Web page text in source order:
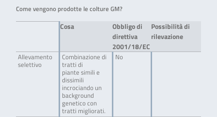
Come vengono prodotte le colture GM?
Cosa
Obbligo di
direttiva
2001/18/EC
Possibilità di
rilevazione
Allevamento
selettivo
Combinazione di
tratti di
piante simili e
dissimili
incrociando un
background
genetico con
tratti migliorati.
No